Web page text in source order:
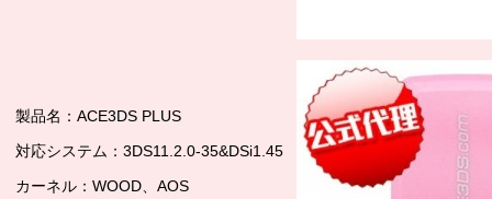
製品名：ACE3DS PLUS
対応システム：3DS11.2.0-35&DSi1.45
カーネル：WOOD、AOS